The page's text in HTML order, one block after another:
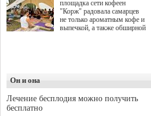
площадка сети кофеен
"Корж" радовала самарцев
не только ароматным кофе и
выпечкой, а также обширной
Он и она
Лечение бесплодия можно получить
бесплатно